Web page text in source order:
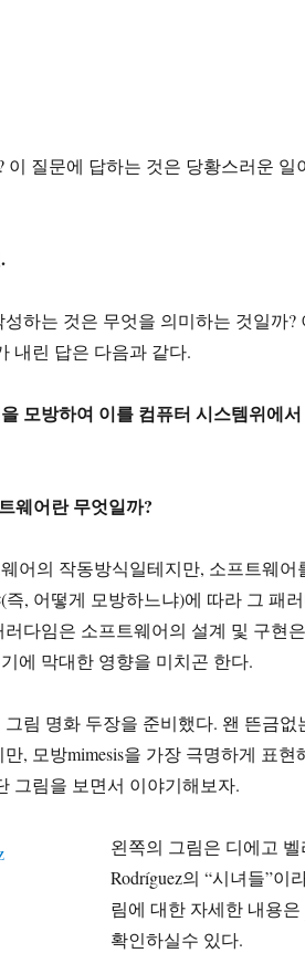
이 질문에 답하는 것은 당황스러운 일
하는 것은 무엇을 의미하는 것일까?
내린 답은 다음과 같다.
모방하여 이를 컴퓨터 시스템위에
웨어란 무엇일까?
어의 작동방식일테지만, 소프트웨어
, 어떻게 모방하느냐)에 따라 그 패
다임은 소프트웨어의 설계 및 구현
에 막대한 영향을 미치곤 한다.
림 명화 두장을 준비했다. 왠 뜬금없
, 모방mimesis을 가장 극명하게 표
그림을 보면서 이야기해보자.
왼쪽의 그림은 디에고
Rodríguez의 “시녀들”이
림에 대한 자세한 내용은
확인하실수 있다.